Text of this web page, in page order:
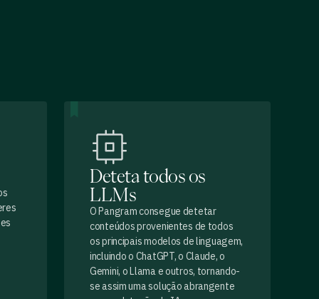
Deteta todos os
LLMs
O Pangram consegue detetar
conteúdos provenientes de todos
os principais modelos de linguagem,
incluindo o ChatGPT, o Claude, o
Gemini, o Llama e outros, tornando-
se assim uma solução abrangente